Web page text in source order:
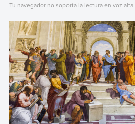
Tu navegador no soporta la lectura en voz alta.